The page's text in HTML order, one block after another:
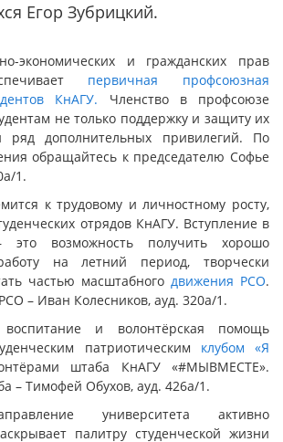
Егор Зубрицкий.
экономических и гражданских прав
первичная профсоюзная
КнАГУ. Членство в профсоюзе
не только поддержку и защиту их
ряд дополнительных привилегий. По
обращайтесь к председателю Софье
1.
к трудовому и личностному росту,
отрядов КнАГУ. Вступление в
возможность получить хорошо
на летний период, творчески
частью масштабного движения РСО.
– Иван Колесников, ауд. 320а/1.
воспитание и волонтёрская помощь
патриотическим клубом «Я
штаба КнАГУ «#МЫВМЕСТЕ».
– Тимофей Обухов, ауд. 426а/1.
университета активно
палитру студенческой жизни